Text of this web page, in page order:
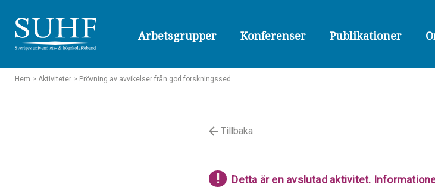
Arbetsgrupper Konferenser Publikationer
Hem > Aktiviteter > Prövning av avvikelser från god forskningssed
Tillbaka
! Detta är en avslutad aktivitet.